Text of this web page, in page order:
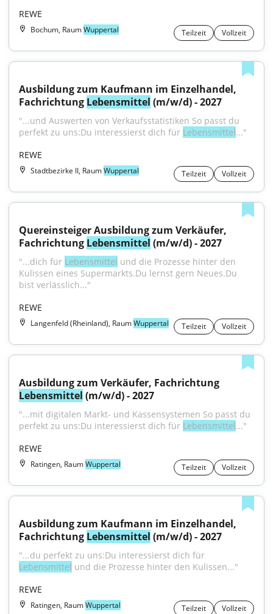
REWE
Bochum, RaumWuppertal Teilzeit Vollzeit
Ausbildung zum Kaufmann im Einzelhandel,
Fachrichtung Lebensmittel (m/w/d) - 2027
"...und Auswerten von Verkaufsstatistiken So passt du
perfekt zu uns:Du interessierst dich für Lebensmittel..."
REWE
Stadtbezirke II, RaumWuppertal Teilzeit Vollzeit
Quereinsteiger Ausbildung zum Verkäufer,
Fachrichtung Lebensmittel (m/w/d) - 2027
"...dich für Lebensmittel und die Prozesse hinter den
Kulissen eines Supermarkts.Du lernst gern Neues.Du
bist verlässlich..."
REWE
Langenfeld (Rheinland), RaumWuppertal Teilzeit Vollzeit
Lebensmittel (m/w/d) - 2027
"...mit digitalen Markt- und Kassensystemen So passt du
perfekt zu uns:Du interessierst dich für Lebensmittel..."
REWE
Ratingen, RaumWuppertal Teilzeit Vollzeit
Ausbildung zum Kaufmann im Einzelhandel,
Fachrichtung Lebensmittel (m/w/d) - 2027
Lebensmittel und die Prozesse hinter den Kulissen..."
REWE
Ratingen, RaumWuppertal Teilzeit Vollzeit